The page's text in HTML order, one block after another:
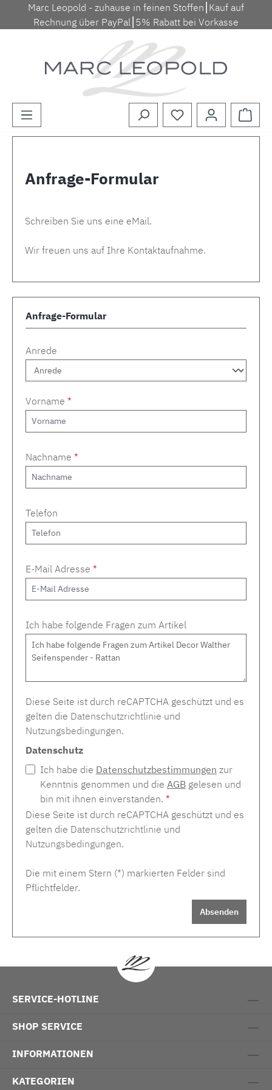
Zum Hauptinhalt springen
Marc Leopold - zuhause in feinen Stoffen⎮Kauf auf
Rechnung über PayPal⎮5% Rabatt bei Vorkasse
Anfrage-Formular
Schreiben Sie uns eine eMail.
Wir freuen uns auf Ihre Kontaktaufnahme.
Anfrage-Formular
Anrede
Vorname *
Nachname *
Telefon
E-Mail Adresse *
Ich habe folgende Fragen zum Artikel
Diese Seite ist durch reCAPTCHA geschützt und es
gelten die Datenschutzrichtlinie und
Nutzungsbedingungen.
Datenschutz
Ich habe die Datenschutzbestimmungen zur
Kenntnis genommen und die AGB gelesen und
bin mit ihnen einverstanden. *
Diese Seite ist durch reCAPTCHA geschützt und es
gelten die Datenschutzrichtlinie und
Nutzungsbedingungen.
Die mit einem Stern (*) markierten Felder sind
Pflichtfelder.
Absenden
SERVICE-HOTLINE
SHOP SERVICE
INFORMATIONEN
KATEGORIEN